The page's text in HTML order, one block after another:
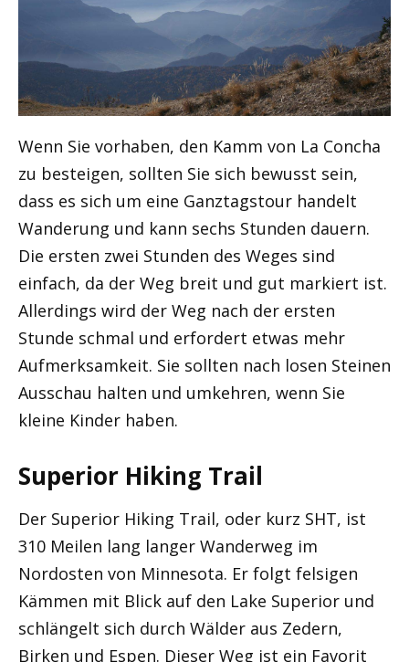
Wenn Sie vorhaben, den Kamm von La Concha
zu besteigen, sollten Sie sich bewusst sein,
dass es sich um eine Ganztagstour handelt
Wanderung und kann sechs Stunden dauern.
Die ersten zwei Stunden des Weges sind
einfach, da der Weg breit und gut markiert ist.
Allerdings wird der Weg nach der ersten
Stunde schmal und erfordert etwas mehr
Aufmerksamkeit. Sie sollten nach losen Steinen
Ausschau halten und umkehren, wenn Sie
kleine Kinder haben.
Superior Hiking Trail
Der Superior Hiking Trail, oder kurz SHT, ist
310 Meilen lang langer Wanderweg im
Nordosten von Minnesota. Er folgt felsigen
Kämmen mit Blick auf den Lake Superior und
schlängelt sich durch Wälder aus Zedern,
Birken und Espen. Dieser Weg ist ein Favorit